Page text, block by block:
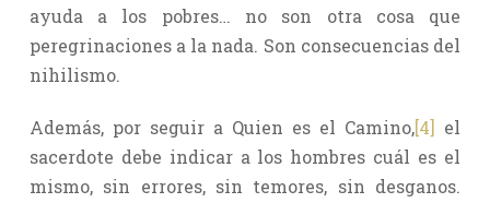
ayuda a los pobres… no son otra cosa que
peregrinaciones a la nada. Son consecuencias del
nihilismo.
Además, por seguir a Quien es el Camino,[4] el
sacerdote debe indicar a los hombres cuál es el
mismo, sin errores, sin temores, sin desganos.